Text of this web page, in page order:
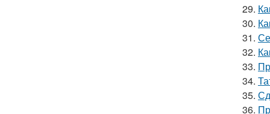
29.
30.
31.
32.
33.
34.
35.
36.